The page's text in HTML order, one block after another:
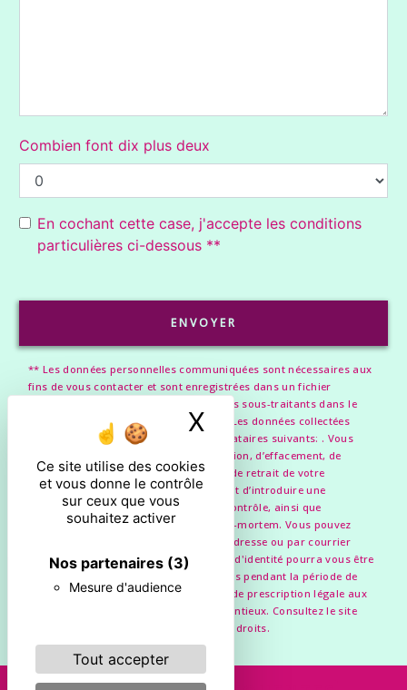
Ce site utilise des cookies
et vous donne le contrôle
sur ceux que vous
souhaitez activer
Nos partenaires (3)
Mesure d'audience
Tout accepter
X Masquer le
Combien font dix plus deux
En cochant cette case, j'accepte les conditions
particulières ci-dessous **
ENVOYER
** Les données personnelles communiquées sont nécessaires aux
fins de vous contacter et sont enregistrées dans un fichier
informatisé. Elles sont destinées à et ses sous-traitants dans le
seul but de répondre à votre message. Les données collectées
seront communiquées aux seuls destinataires suivants: . Vous
disposez de droits d’accès, de rectification, d’effacement, de
portabilité, de limitation, d’opposition, de retrait de votre
consentement à tout moment et du droit d’introduire une
réclamation auprès d’une autorité de contrôle, ainsi que
d’organiser le sort de vos données post-mortem. Vous pouvez
exercer ces droits par voie postale à l'adresse ou par courrier
électronique à l'adresse . Un justificatif d'identité pourra vous être
demandé. Nous conservons vos données pendant la période de
prise de contact puis pendant la durée de prescription légale aux
fins probatoires et de gestion des contentieux. Consultez le site
cnil.fr pour plus d’informations sur vos droits.